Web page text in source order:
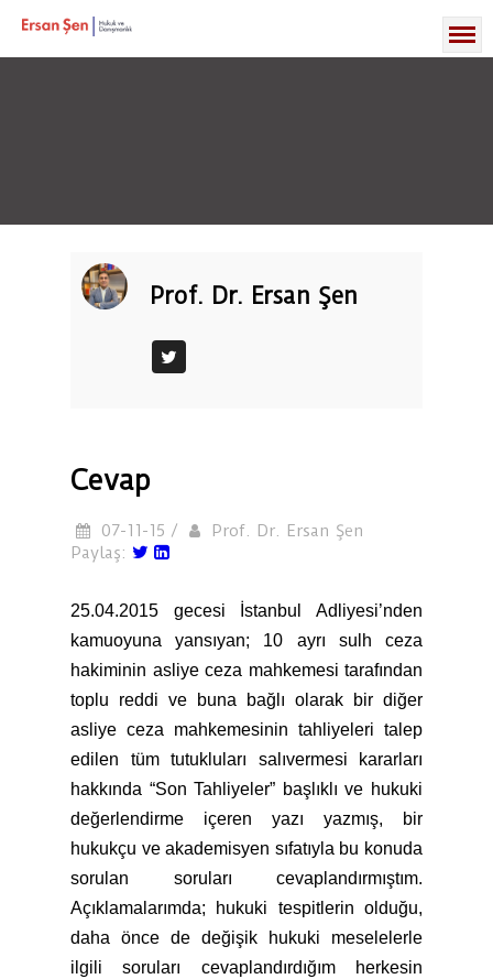
Prof. Dr. Ersan Şen
Cevap
07-11-15 /
Prof. Dr. Ersan Şen
Paylaş:
25.04.2015 gecesi İstanbul Adliyesi’nden
kamuoyuna yansıyan; 10 ayrı sulh ceza
hakiminin asliye ceza mahkemesi tarafından
toplu reddi ve buna bağlı olarak bir diğer
asliye ceza mahkemesinin tahliyeleri talep
edilen tüm tutukluları salıvermesi kararları
hakkında “Son Tahliyeler” başlıklı ve hukuki
değerlendirme içeren yazı yazmış, bir
hukukçu ve akademisyen sıfatıyla bu konuda
sorulan soruları cevaplandırmıştım.
Açıklamalarımda; hukuki tespitlerin olduğu,
daha önce de değişik hukuki meselelerle
ilgili soruları cevaplandırdığım herkesin